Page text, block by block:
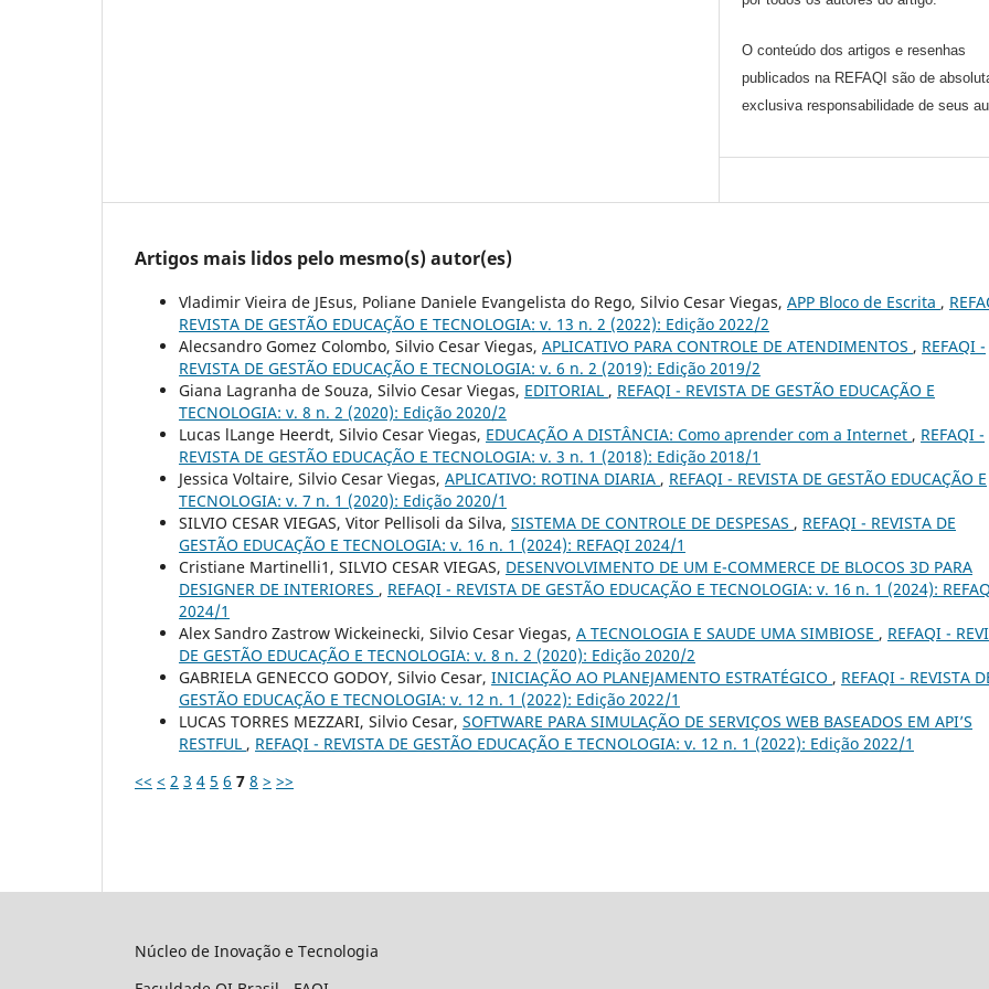
O conteúdo dos artigos e resenhas
publicados na REFAQI são de
exclusiva responsabilidade de seus
Artigos mais lidos pelo mesmo(s) autor(es)
Vladimir Vieira de JEsus, Poliane Daniele Evangelista do Rego, Silvio Cesar Viegas, APP Bloco de Escrita ,
REVISTA DE GESTÃO EDUCAÇÃO E TECNOLOGIA: v. 13 n. 2 (2022): Edição 2022/2
Alecsandro Gomez Colombo, Silvio Cesar Viegas, APLICATIVO PARA CONTROLE DE ATENDIMENTOS , REFAQI -
REVISTA DE GESTÃO EDUCAÇÃO E TECNOLOGIA: v. 6 n. 2 (2019): Edição 2019/2
Giana Lagranha de Souza, Silvio Cesar Viegas, EDITORIAL , REFAQI - REVISTA DE GESTÃO EDUCAÇÃO E
TECNOLOGIA: v. 8 n. 2 (2020): Edição 2020/2
Lucas lLange Heerdt, Silvio Cesar Viegas, EDUCAÇÃO A DISTÂNCIA: Como aprender com a Internet , REFAQI -
REVISTA DE GESTÃO EDUCAÇÃO E TECNOLOGIA: v. 3 n. 1 (2018): Edição 2018/1
Jessica Voltaire, Silvio Cesar Viegas, APLICATIVO: ROTINA DIARIA , REFAQI - REVISTA DE GESTÃO EDUCAÇÃO E
TECNOLOGIA: v. 7 n. 1 (2020): Edição 2020/1
SILVIO CESAR VIEGAS, Vitor Pellisoli da Silva, SISTEMA DE CONTROLE DE DESPESAS , REFAQI - REVISTA DE
GESTÃO EDUCAÇÃO E TECNOLOGIA: v. 16 n. 1 (2024): REFAQI 2024/1
Cristiane Martinelli1, SILVIO CESAR VIEGAS, DESENVOLVIMENTO DE UM E-COMMERCE DE BLOCOS 3D PARA
DESIGNER DE INTERIORES , REFAQI - REVISTA DE GESTÃO EDUCAÇÃO E TECNOLOGIA: v. 16 n. 1 (2024):
2024/1
Alex Sandro Zastrow Wickeinecki, Silvio Cesar Viegas, A TECNOLOGIA E SAUDE UMA SIMBIOSE , REFAQI -
DE GESTÃO EDUCAÇÃO E TECNOLOGIA: v. 8 n. 2 (2020): Edição 2020/2
GABRIELA GENECCO GODOY, Silvio Cesar, INICIAÇÃO AO PLANEJAMENTO ESTRATÉGICO , REFAQI - REVISTA
GESTÃO EDUCAÇÃO E TECNOLOGIA: v. 12 n. 1 (2022): Edição 2022/1
LUCAS TORRES MEZZARI, Silvio Cesar, SOFTWARE PARA SIMULAÇÃO DE SERVIÇOS WEB BASEADOS EM API’S
RESTFUL , REFAQI - REVISTA DE GESTÃO EDUCAÇÃO E TECNOLOGIA: v. 12 n. 1 (2022): Edição 2022/1
<< < 2 3 4 5 6 7 8 > >>
Núcleo de Inovação e Tecnologia